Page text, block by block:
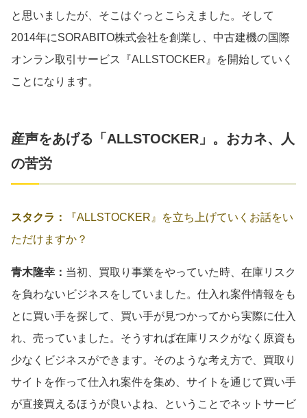
と思いましたが、そこはぐっとこらえました。そして
2014年にSORABITO株式会社を創業し、中古建機の国際
オンラン取引サービス『ALLSTOCKER』を開始していく
ことになります。
産声をあげる「ALLSTOCKER」。おカネ、人
の苦労
スタクラ：
『ALLSTOCKER』を立ち上げていくお話をい
ただけますか？
青木隆幸： 当初、買取り事業をやっていた時、在庫リスク
を負わないビジネスをしていました。仕入れ案件情報をも
とに買い手を探して、買い手が見つかってから実際に仕入
れ、売っていました。そうすれば在庫リスクがなく原資も
少なくビジネスができます。そのような考え方で、買取り
サイトを作って仕入れ案件を集め、サイトを通じて買い手
が直接買えるほうが良いよね、ということでネットサービ